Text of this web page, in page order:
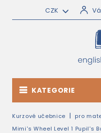
CZK
KATEGORIE
Kurzové učebnice pro
Mimi's Wheel Level 1 Pupil's